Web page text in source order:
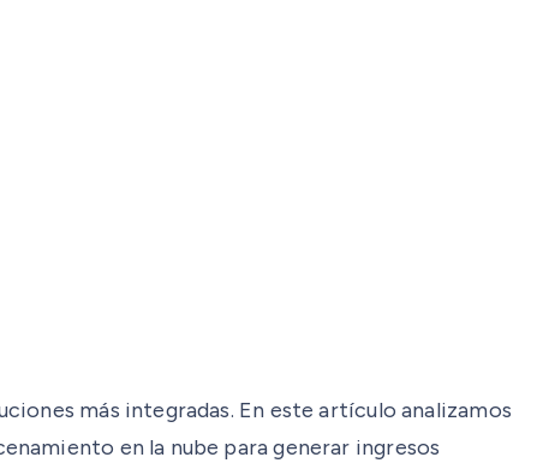
más integradas. En este artículo analizamos
en la nube para generar ingresos